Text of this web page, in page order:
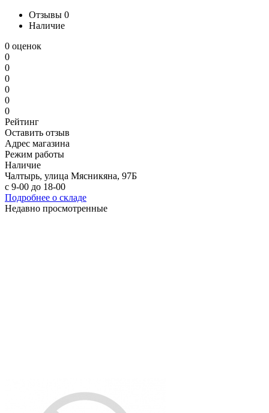
Отзывы 0
Наличие
0 оценок
0
0
0
0
0
0
Рейтинг
Оставить отзыв
Адрес магазина
Режим работы
Наличие
Чалтырь, улица Мясникяна, 97Б
с 9-00 до 18-00
Подробнее о складе
Недавно просмотренные